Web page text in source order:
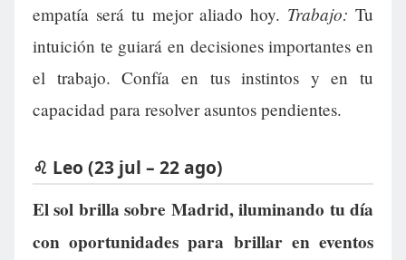
empatía será tu mejor aliado hoy. Trabajo: Tu
intuición te guiará en decisiones importantes en
el trabajo. Confía en tus instintos y en tu
capacidad para resolver asuntos pendientes.
♌ Leo (23 jul – 22 ago)
El sol brilla sobre Madrid, iluminando tu día
con oportunidades para brillar en eventos